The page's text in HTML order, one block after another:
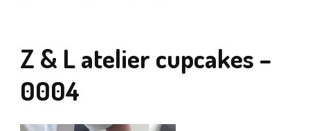
Z & L atelier cupcakes –
0004